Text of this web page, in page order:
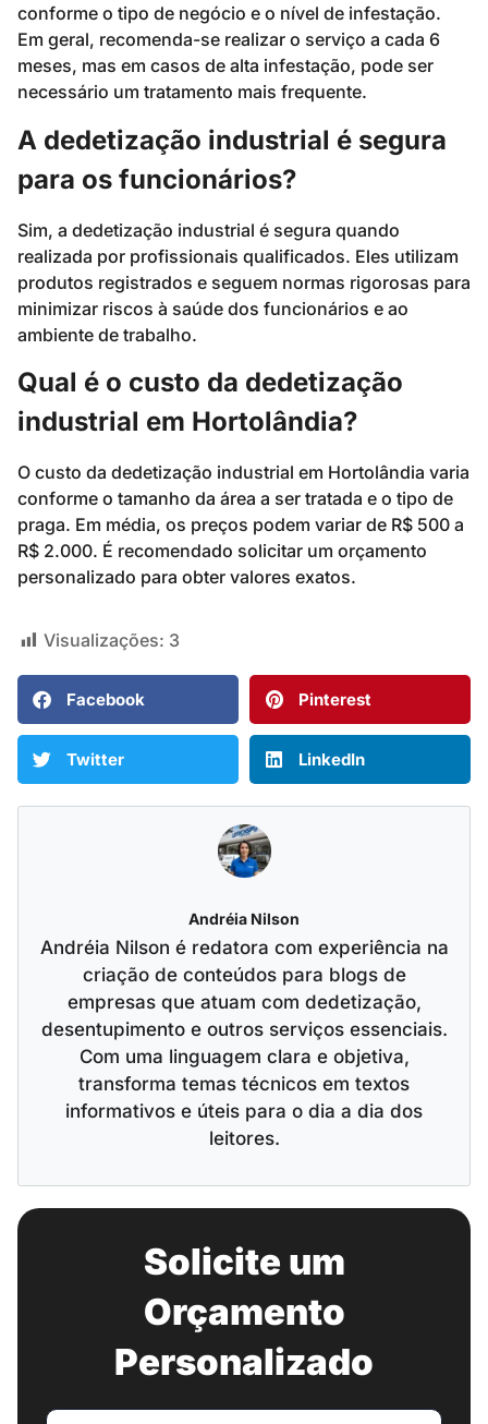
conforme o tipo de negócio e o nível de infestação.
Em geral, recomenda-se realizar o serviço a cada 6
meses, mas em casos de alta infestação, pode ser
necessário um tratamento mais frequente.
A dedetização industrial é segura
para os funcionários?
Sim, a dedetização industrial é segura quando
realizada por profissionais qualificados. Eles utilizam
produtos registrados e seguem normas rigorosas para
minimizar riscos à saúde dos funcionários e ao
ambiente de trabalho.
Qual é o custo da dedetização
industrial em Hortolândia?
O custo da dedetização industrial em Hortolândia varia
conforme o tamanho da área a ser tratada e o tipo de
praga. Em média, os preços podem variar de R$ 500 a
R$ 2.000. É recomendado solicitar um orçamento
personalizado para obter valores exatos.
Visualizações: 3
Facebook Pinterest
Twitter LinkedIn
Andréia Nilson
Andréia Nilson é redatora com experiência na
criação de conteúdos para blogs de
empresas que atuam com dedetização,
desentupimento e outros serviços essenciais.
Com uma linguagem clara e objetiva,
transforma temas técnicos em textos
informativos e úteis para o dia a dia dos
leitores.
Solicite um
Orçamento
Personalizado